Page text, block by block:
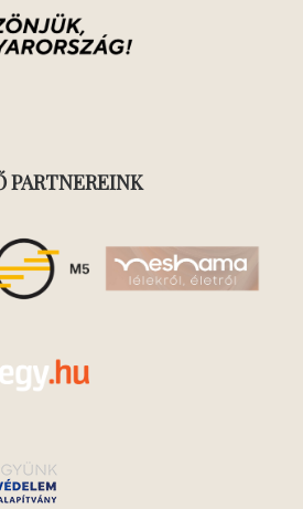
PARTNEREINK